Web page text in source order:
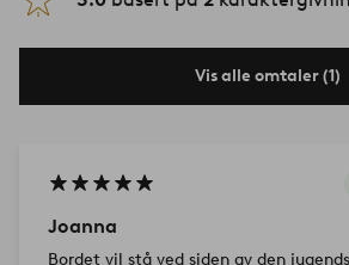
Vis alle omtaler (1)
Joanna
Bordet vil stå ved siden av den